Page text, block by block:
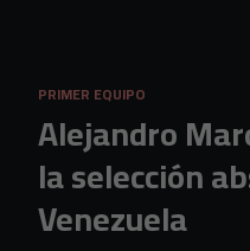
PRIMER EQUIPO
Alejandro
la selección
Venezuela